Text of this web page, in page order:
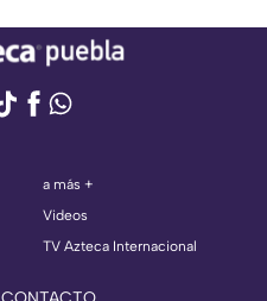
a más +
Videos
TV Azteca Internacional